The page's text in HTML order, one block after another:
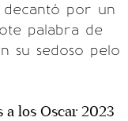
decantó por un
palabra de
su sedoso pelo